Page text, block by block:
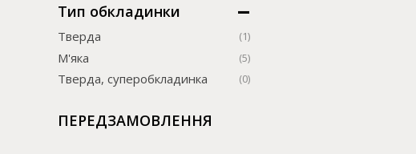
Тип обкладинки
Тверда (1)
М'яка (5)
Тверда, суперобкладинка (0)
ПЕРЕДЗАМОВЛЕННЯ